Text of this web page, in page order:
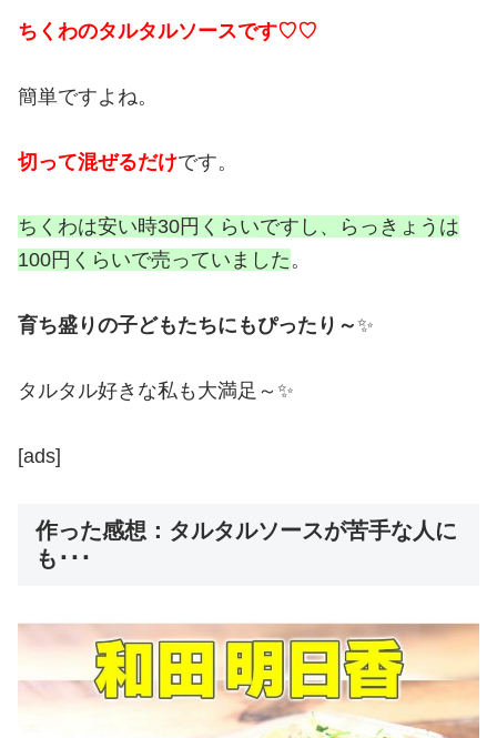
ちくわのタルタルソースです♡♡
簡単ですよね。
切って混ぜるだけです。
ちくわは安い時30円くらいですし、らっきょうは
100円くらいで売っていました。
育ち盛りの子どもたちにもぴったり～✨
タルタル好きな私も大満足～✨
[ads]
作った感想：タルタルソースが苦手な人に
も･･･